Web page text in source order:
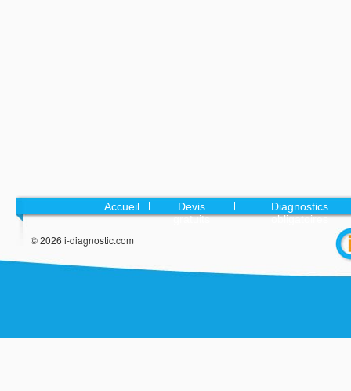
Accueil
Devis
gratuits
Diagnostics
obligatoires
© 2026 i-diagnostic.com